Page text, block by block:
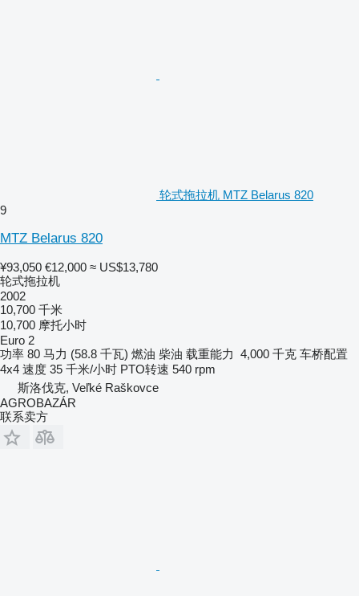
轮式拖拉机 MTZ Belarus 820
9
MTZ Belarus 820
¥93,050 €12,000 ≈ US$13,780
轮式拖拉机
2002
10,700 千米
10,700 摩托小时
Euro 2
功率 80 马力 (58.8 千瓦) 燃油 柴油 载重能力 4,000 千克 车桥配置
4x4 速度 35 千米/小时 PTO转速 540 rpm
斯洛伐克, Veľké Raškovce
AGROBAZÁR
联系卖方